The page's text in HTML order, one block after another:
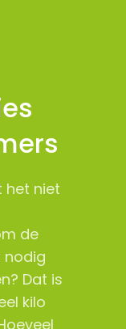
het niet
de
nodig
Dat is
kilo